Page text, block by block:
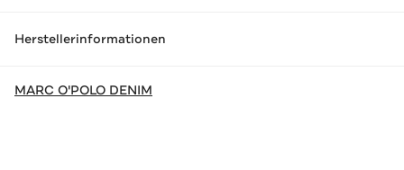
Herstellerinformationen
MARC O'POLO DENIM